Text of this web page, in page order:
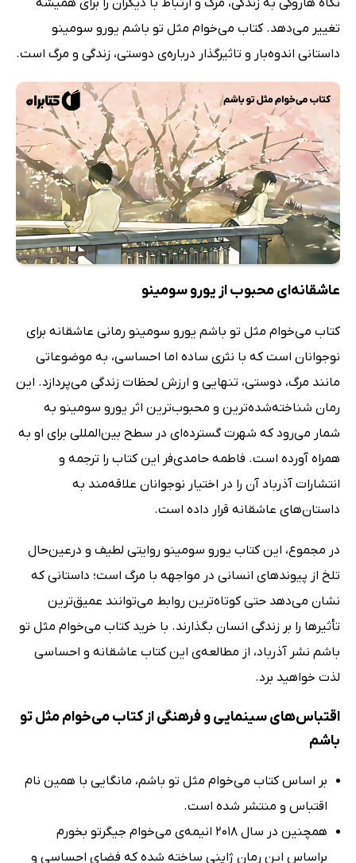
تغییر می‌دهد. کتاب می‌خوام مثل تو باشم یورو سومینو
داستانی اندوه‌بار و تاثیرگذار درباره‌ی دوستی، زندگی و مرگ است.
عاشقانه‌ای محبوب از یورو سومینو
کتاب می‌خوام مثل تو باشم یورو سومینو رمانی عاشقانه برای
نوجوانان است که با نثری ساده اما احساسی، به موضوعاتی
مانند مرگ، دوستی، تنهایی و ارزش لحظات زندگی می‌پردازد. این
رمان شناخته‌شده‌ترین و محبوب‌ترین اثر یورو سومینو به
شمار می‌رود که شهرت گسترده‌ای در سطح بین‌المللی برای او به
همراه آورده است. فاطمه حامدی‌فر این کتاب را ترجمه و
انتشارات آذرباد آن را در اختیار نوجوانان علاقه‌مند به
داستان‌های عاشقانه قرار داده است.
در مجموع، این کتاب یورو سومینو روایتی لطیف و درعین‌حال
تلخ از پیوندهای انسانی در مواجهه با مرگ است؛ داستانی که
نشان می‌دهد حتی کوتاه‌ترین روابط می‌توانند عمیق‌ترین
تأثیرها را بر زندگی انسان بگذارند. با خرید کتاب می‌خوام مثل تو
باشم نشر آذرباد، از مطالعه‌ی این کتاب عاشقانه و احساسی
لذت خواهید برد.
اقتباس‌های سینمایی و فرهنگی از کتاب می‌خوام مثل تو
باشم
بر اساس کتاب می‌خوام مثل تو باشم، مانگایی با همین نام
اقتباس و منتشر شده است.
همچنین در سال 2018 انیمه‌ی می‌خوام جیگرتو بخورم
براساس این رمان ژاپنی ساخته شده که فضای احساسی و